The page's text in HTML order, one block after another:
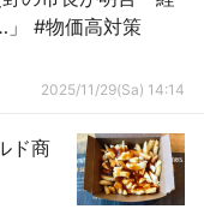
」 #物価高対策
2025/11/29(Sa) 14:14
ド商